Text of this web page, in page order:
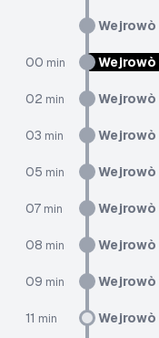
Wejrowò
00 min Wejrowò
02 min Wejrowò
03 min Wejrowò
05 min Wejrowò
07 min Wejrowò
08 min Wejrowò
09 min Wejrowò
11 min Wejrowò